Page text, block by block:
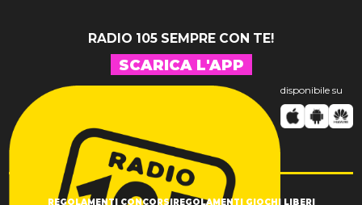
RADIO 105 SEMPRE CON TE!
SCARICA L'APP
disponibile su
REGOLAMENTI CONCORSI REGOLAMENTI GIOCHI LIBERI